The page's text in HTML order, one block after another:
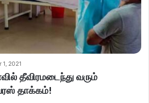
1, 2021
தீவிரமடைந்து வரும்
தாக்கம்!